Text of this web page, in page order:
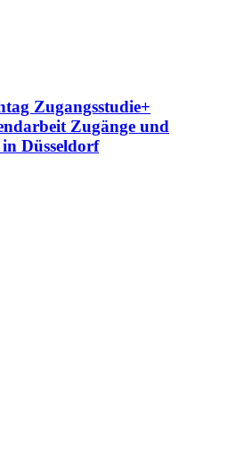
Zugangsstudie+
Zugänge und
Düsseldorf